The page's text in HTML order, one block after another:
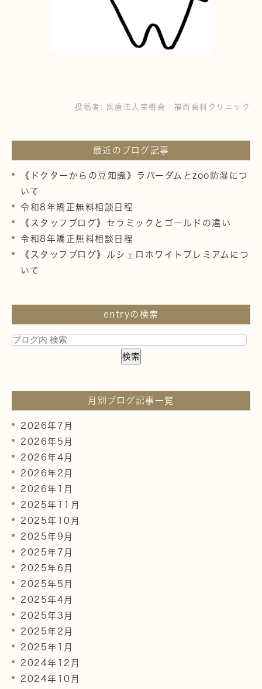
投稿者: 医療法人宝樹会 福西歯科クリニック
最近のブログ記事
《ドクターからの豆知識》ラバーダムとzoo防湿につ
いて
令和8年矯正無料相談日程
《スタッフブログ》セラミックとゴールドの違い
令和8年矯正無料相談日程
《スタッフブログ》ルシェロホワイトプレミアムにつ
いて
entryの検索
月別ブログ記事一覧
2026年7月
2026年5月
2026年4月
2026年2月
2026年1月
2025年11月
2025年10月
2025年9月
2025年7月
2025年6月
2025年5月
2025年4月
2025年3月
2025年2月
2025年1月
2024年12月
2024年10月